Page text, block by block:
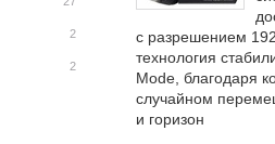
с разрешением
технология
Mode, благодаря
случайном
и горизон
2
2